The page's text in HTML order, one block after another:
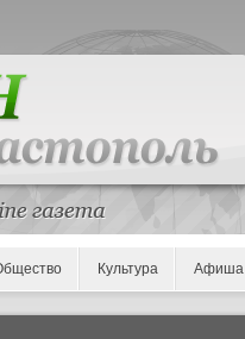
Культура Афиша